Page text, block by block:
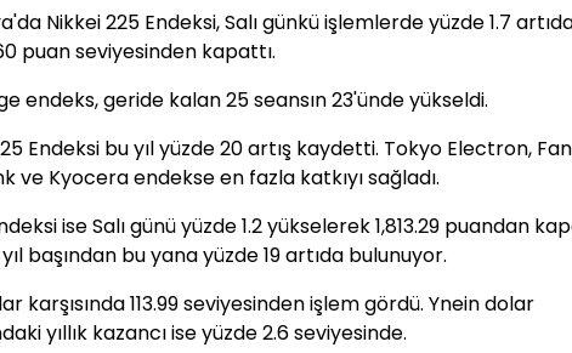
Nikkei 225 Endeksi, Salı günkü işlemlerde yüzde 1.7
puan seviyesinden kapattı.
endeks, geride kalan 25 seansın 23'ünde yükseldi.
Endeksi bu yıl yüzde 20 artış kaydetti. Tokyo Electron,
ve Kyocera endekse en fazla katkıyı sağladı.
ise Salı günü yüzde 1.2 yükselerek 1,813.29 puandan
başından bu yana yüzde 19 artıda bulunuyor.
karşısında 113.99 seviyesinden işlem gördü. Ynein dolar
yıllık kazancı ise yüzde 2.6 seviyesinde.